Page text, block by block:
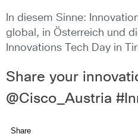
In diesem Sinne:
global, in Österreich und
Innovations Tech Day in
Share your
@Cisco_Austria
Share